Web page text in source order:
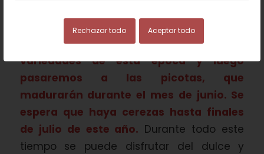
Rechazar todo Aceptar todo
Ya ha comenzado la recolección de las
cerezas. Primero tenemos las
variedades de esta época y luego
pasaremos a las picotas, que
madurarán durante el mes de junio. Se
espera que haya cerezas hasta finales
de julio de este año. Durante todo este
tiempo se puede disfrutar del dulce y